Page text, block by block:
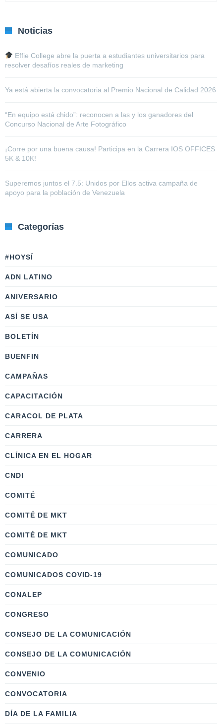
Noticias
Effie College abre la puerta a estudiantes universitarios para
resolver desafíos reales de marketing
Ya está abierta la convocatoria al Premio Nacional de Calidad 2026
“En equipo está chido”: reconocen a las y los ganadores del
Concurso Nacional de Arte Fotográfico
¡Corre por una buena causa! Participa en la Carrera IOS OFFICES
5K & 10K!
Superemos juntos el 7.5: Unidos por Ellos activa campaña de
apoyo para la población de Venezuela
Categorías
#HOYSÍ
ADN LATINO
ANIVERSARIO
ASÍ SE USA
BOLETÍN
BUENFIN
CAMPAÑAS
CAPACITACIÓN
CARACOL DE PLATA
CARRERA
CLÍNICA EN EL HOGAR
CNDI
COMITÉ
COMITÉ DE MKT
COMITÉ DE MKT
COMUNICADO
COMUNICADOS COVID-19
CONALEP
CONGRESO
CONSEJO DE LA COMUNICACIÓN
CONSEJO DE LA COMUNICACIÓN
CONVENIO
CONVOCATORIA
DÍA DE LA FAMILIA